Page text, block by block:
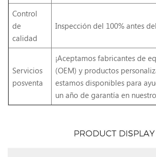
Control
de
calidad
Inspección del 100% antes
Servicios
posventa
¡Aceptamos fabricantes de
(OEM) y productos
estamos disponibles para
un año de garantía en